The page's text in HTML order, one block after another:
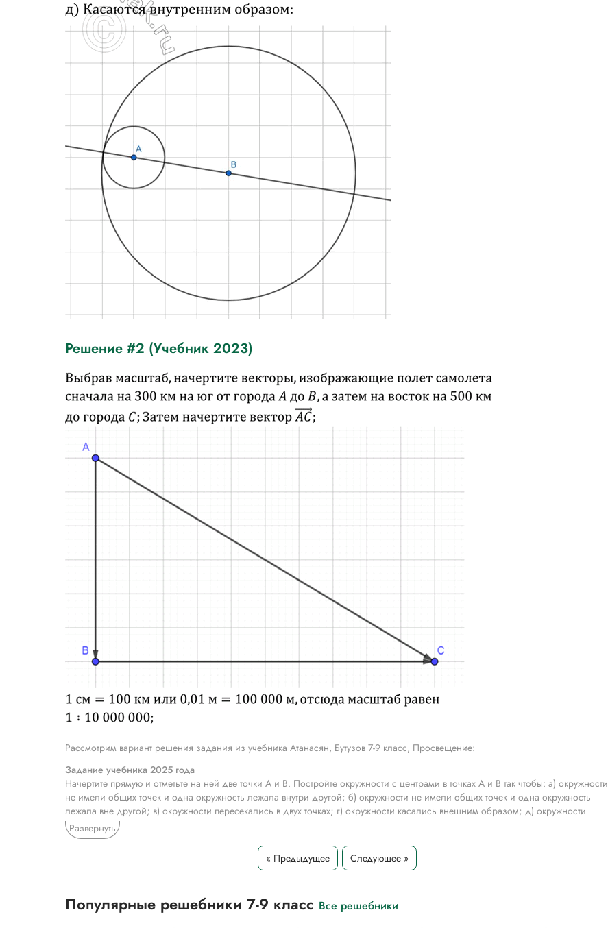
Решение #2 (Учебник 2023)
Рассмотрим вариант решения задания из учебника Атанасян, Бутузов 7-9 класс, Просвещение:
Задание учебника 2025 года
Начертите прямую и отметьте на ней две точки А и В. Постройте окружности с центрами в точках А и В так чтобы: а) окружности
не имели общих точек и одна окружность лежала внутри другой; б) окружности не имели общих точек и одна окружность
лежала вне другой; в) окружности пересекались в двух точках; г) окружности касались внешним образом; д) окружности
касались внутренним образом.
Выбрав подходящий масштаб, начертите векторы, изображающие полёт самолёта сначала на 300 км на юг от города А до В, а
потом на 500 км на восток от города В до С. Затем начертите вектор АС, который изображает перемещение из начальной
*Текст задания приводится исключительно в образовательных целях для более полного понимания решения.
Развернуть
« Предыдущее Следующее »
Популярные решебники 7-9 класс Все решебники